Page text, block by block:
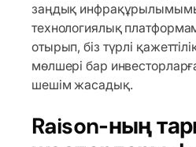
заңдық
технологиялық
отырып, біз түрлі
мөлшері бар
шешім жасадық.
Raison-ның